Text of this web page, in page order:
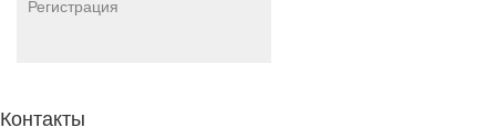
Регистрация
Контакты